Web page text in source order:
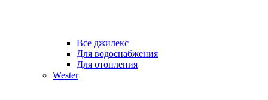
Все джилекс
Для водоснабжения
Для отопления
Wester